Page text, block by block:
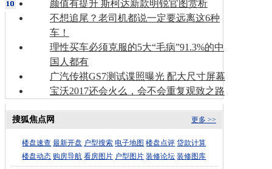
颜值有提升 斯柯达新款明锐官图赏析
不想追尾？老司机都说一定要远离这6种
车！
理性买车必须克服的5大“毛病”91.3%的中
国人都有
广汽传祺GS7测试谍照曝光 配大尺寸屏幕
宝沃2017还会火么，会不会重复观致之路
更多 >>
搜狐焦点网
楼盘速查 最新开盘 户型搜索 电子地图 楼盘点评 贷款计算
楼盘动态 购房导航 看房图片 户型图片 装修论坛 装修图库